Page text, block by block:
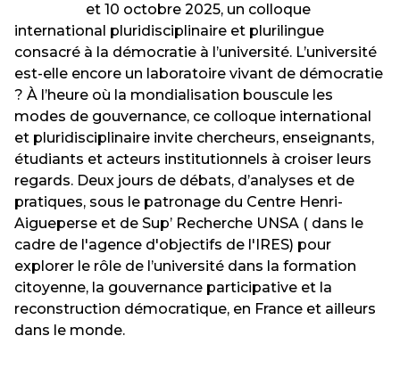
et 10 octobre 2025, un colloque
international pluridisciplinaire et plurilingue
consacré à la démocratie à l’université. L’université
est-elle encore un laboratoire vivant de démocratie
? À l’heure où la mondialisation bouscule les
modes de gouvernance, ce colloque international
et pluridisciplinaire invite chercheurs, enseignants,
étudiants et acteurs institutionnels à croiser leurs
regards. Deux jours de débats, d’analyses et de
pratiques, sous le patronage du Centre Henri-
Aigueperse et de Sup’ Recherche UNSA ( dans le
cadre de l'agence d'objectifs de l'IRES) pour
explorer le rôle de l’université dans la formation
citoyenne, la gouvernance participative et la
reconstruction démocratique, en France et ailleurs
dans le monde.